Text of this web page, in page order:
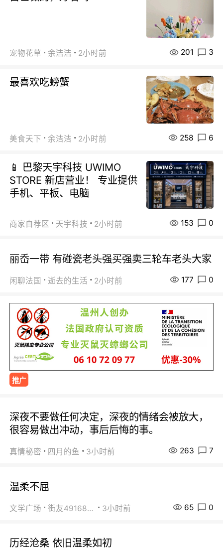
宠物花草 余洁洁 2小时前 201 3
最喜欢吃螃蟹
美食天下 余洁洁 2小时前 258 6
📱 巴黎天宇科技 UWIMO
STORE 新店营业！ 专业提供
手机、平板、电脑
商家自荐区 天宇科技 2小时前 153 0
丽岙一带 有碰瓷老头强买强卖三轮车老头大家
闲聊法国 逝去的生活 2小时前 177 0
推广
深夜不要做任何决定，深夜的情绪会被放大，
很容易做出冲动，事后后悔的事。
真情秘密 四月的鱼 3小时前 263 7
温柔不屈
文学广场 街友49168527 3小时前 65 0
历经沧桑 依旧温柔如初